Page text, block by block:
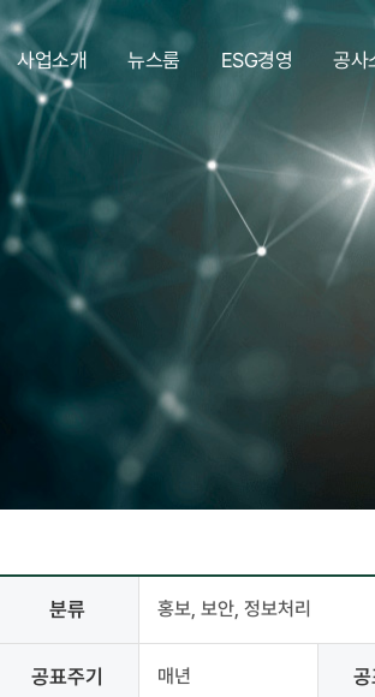
사업소개 뉴스룸 ESG경영 공사
분류 홍보, 보안, 정보처리
공표주기 매년 공